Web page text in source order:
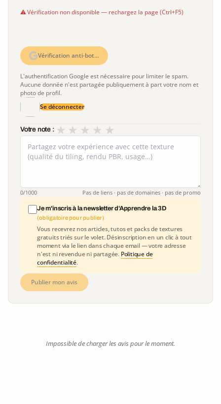
Vérification non disponible — rechargez la page (Ctrl+F5)
Vérification anti-bot…
L'authentification Google est nécessaire pour limiter le spam.
Aucune donnée n'est partagée publiquement à part votre nom et
photo de profil.
Se déconnecter
Votre note : ★
★
★
★
★
0/1000 Pas de liens · pas de domaines · pas de promo
Je m'inscris à la newsletter d'Apprendre la 3D
(obligatoire pour publier)
Vous recevrez nos articles, tutos et packs de textures
gratuits triés sur le volet. Désinscription en un clic à tout
moment via le lien dans chaque email — votre adresse
n'est ni revendue ni partagée. Politique de
confidentialité.
Publier mon avis
Impossible de charger les avis pour le moment.